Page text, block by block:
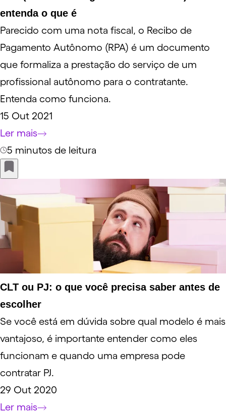
entenda o que é
Parecido com uma nota fiscal, o Recibo de
Pagamento Autônomo (RPA) é um documento
que formaliza a prestação do serviço de um
profissional autônomo para o contratante.
Entenda como funciona.
15 Out 2021
Ler mais
5 minutos de leitura
CLT ou PJ: o que você precisa saber antes de
escolher
Se você está em dúvida sobre qual modelo é mais
vantajoso, é importante entender como eles
funcionam e quando uma empresa pode
contratar PJ.
29 Out 2020
Ler mais